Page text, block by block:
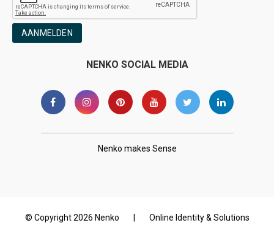
AANMELDEN
NENKO SOCIAL MEDIA
Nenko makes Sense
© Copyright 2026 Nenko Online Identity & Solutions